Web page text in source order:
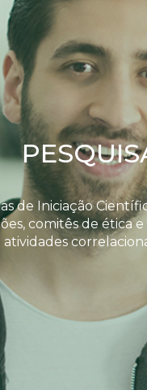
de Iniciação
comitês de ética
atividades